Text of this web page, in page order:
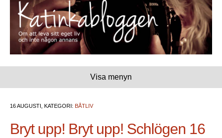
Visa menyn
16 AUGUSTI, KATEGORI: BÅTLIV
Bryt upp! Bryt upp! Schlögen 16